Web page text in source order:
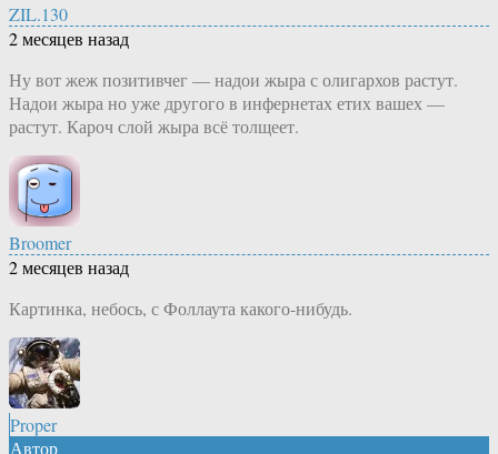
ZIL.130
2 месяцев назад
Ну вот жеж позитивчег — надои жыра с олигархов растут.
Надои жыра но уже другого в инфернетах етих вашех —
растут. Кароч слой жыра всё толщеет.
Broomer
2 месяцев назад
Картинка, небось, с Фоллаута какого-нибудь.
Proper
Автор